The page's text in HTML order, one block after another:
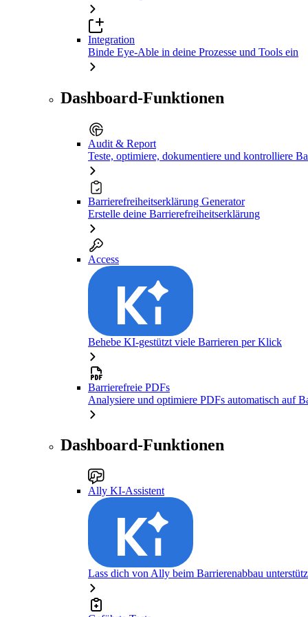
Integration
Binde Eye-Able in deine Prozesse und Tools ein
Dashboard-Funktionen
Audit & Report
Teste, optimiere, dokumentiere und kontrolliere
Barrierefreiheitserklärung Generator
Erstelle deine Barrierefreiheitserklärung
Access
Behebe KI-gestützt viele Barrieren per Klick
Barrierefreie PDFs
Analysiere und optimiere PDFs automatisch auf
Dashboard-Funktionen
Ally KI-Assistent
Lass dich von Ally beim Barrierenabbau